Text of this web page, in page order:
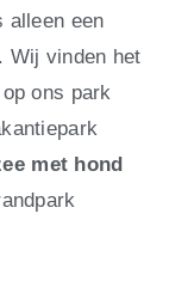
alleen een
Wij vinden het
ons park
met hond